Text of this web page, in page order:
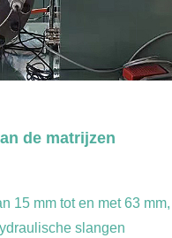
de matrijzen
15 mm tot en met 63
slangen